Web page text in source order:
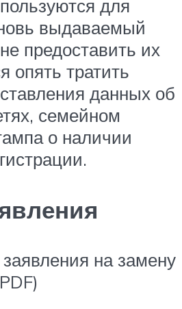
для
выдаваемый
предоставить их
опять тратить
данных об
семейном
о наличии
на замену